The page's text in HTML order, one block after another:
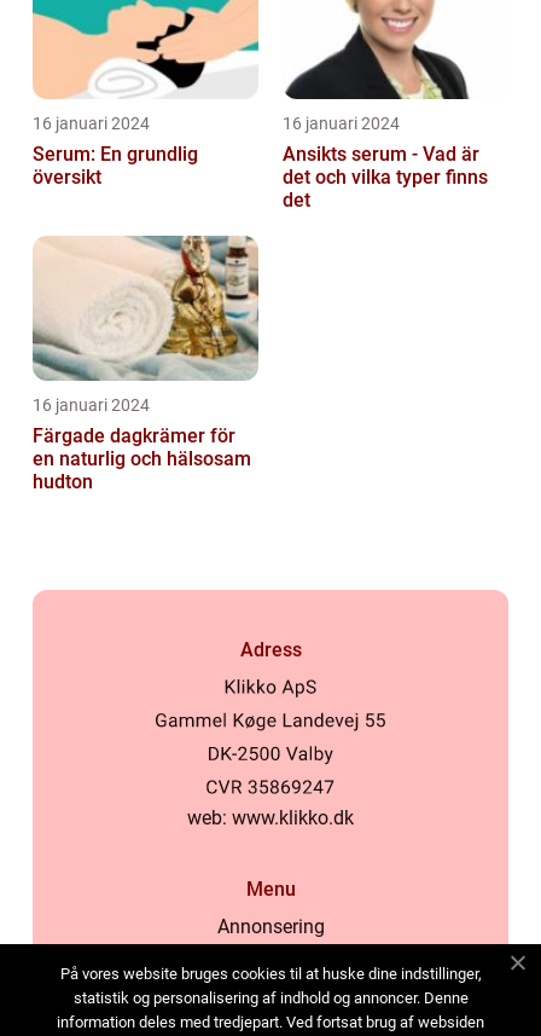
16 januari 2024
Serum: En grundlig
översikt
16 januari 2024
Ansikts serum - Vad är
det och vilka typer finns
det
16 januari 2024
Färgade dagkrämer för
en naturlig och hälsosam
hudton
Adress
web: www.klikko.dk
Menu
Annonsering
Cookies
Kontakta oss
På vores website bruges cookies til at huske dine indstillinger,
statistik og personalisering af indhold og annoncer. Denne
information deles med tredjepart. Ved fortsat brug af websiden